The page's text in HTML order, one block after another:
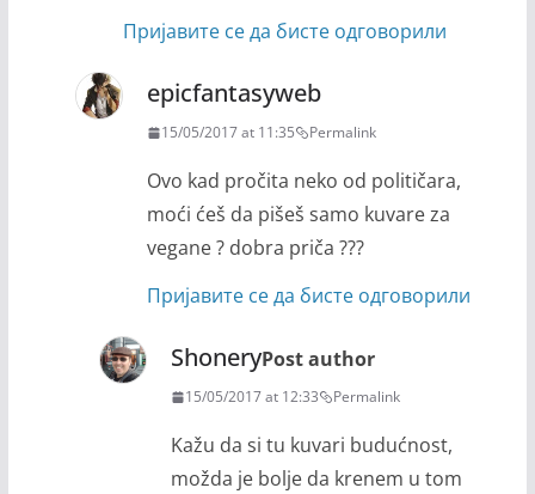
Пријавите се да бисте одговорили
epicfantasyweb
15/05/2017 at 11:35 Permalink
Ovo kad pročita neko od političara,
moći ćeš da pišeš samo kuvare za
vegane ? dobra priča ???
Пријавите се да бисте одговорили
ShoneryPost author
15/05/2017 at 12:33 Permalink
Kažu da si tu kuvari budućnost,
možda je bolje da krenem u tom